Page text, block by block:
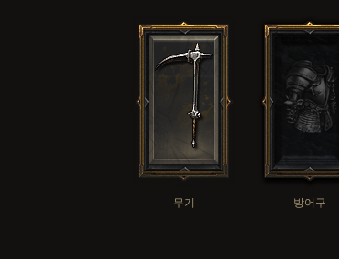
무기 방어구